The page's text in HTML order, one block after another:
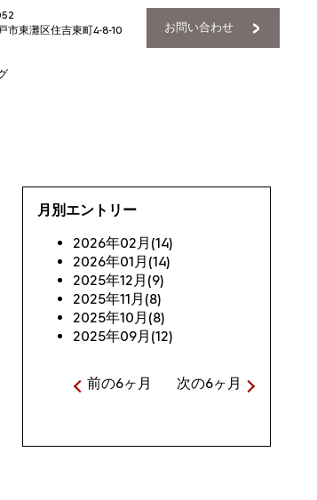
市東灘区住吉東町4-8-10
お問い合わせ
月別エントリー
2026年02月(14)
2026年01月(14)
2025年12月(9)
2025年11月(8)
2025年10月(8)
2025年09月(12)
前の6ヶ月 次の6ヶ月